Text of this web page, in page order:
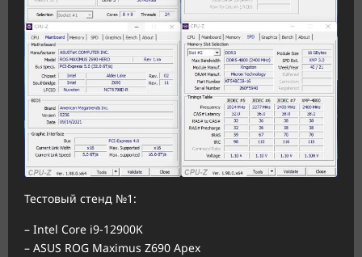
Тестовый стенд №1:
– Intel Core i9-12900K
– ASUS ROG Maximus Z690 Apex